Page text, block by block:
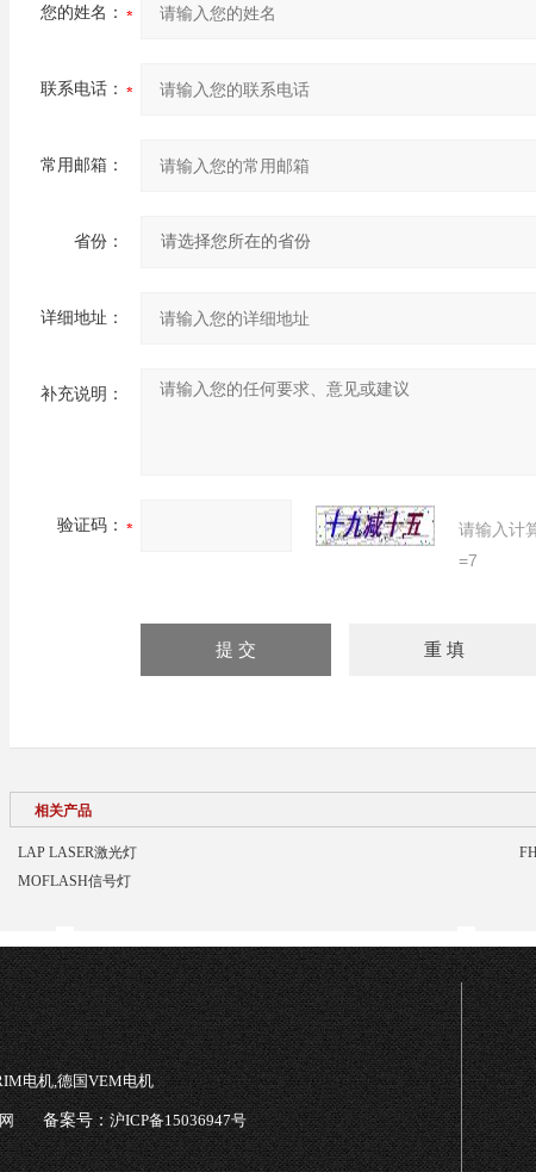
您的姓名：
联系电话：
常用邮箱：
省份：
详细地址：
补充说明：
验证码：
请输入计
=7
相关产品
LAP LASER激光灯
MOFLASH信号灯
电机,德国VEM电机
备案号：沪ICP备15036947号